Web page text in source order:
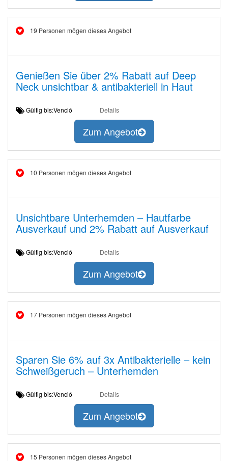
19 Personen mögen dieses Angebot
Genießen Sie über 2% Rabatt auf Deep
Neck unsichtbar & antibakteriell in Haut
Gültig bis:Venció Details
Zum Angebot
10 Personen mögen dieses Angebot
Unsichtbare Unterhemden – Hautfarbe
Ausverkauf und 2% Rabatt auf Ausverkauf
Gültig bis:Venció Details
Zum Angebot
17 Personen mögen dieses Angebot
Sparen Sie 6% auf 3x Antibakterielle – kein
Schweißgeruch – Unterhemden
Gültig bis:Venció Details
Zum Angebot
15 Personen mögen dieses Angebot